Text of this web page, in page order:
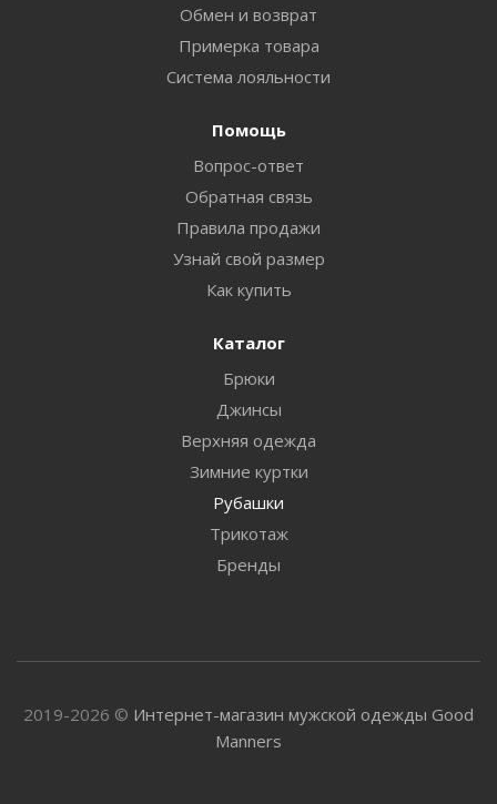
Обмен и возврат
Примерка товара
Система лояльности
Помощь
Вопрос-ответ
Обратная связь
Правила продажи
Узнай свой размер
Как купить
Каталог
Брюки
Джинсы
Верхняя одежда
Зимние куртки
Рубашки
Трикотаж
Бренды
2019-2026 © Интернет-магазин мужской одежды Good
Manners